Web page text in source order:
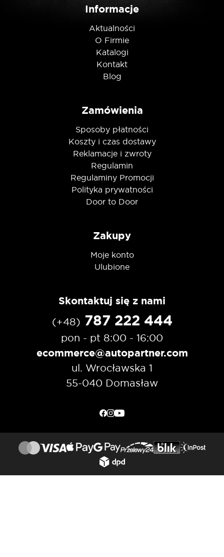
Informacje
Aktualności
O Firmie
Katalogi
Kontakt
Blog
Zamówienia
Sposoby płatności
Koszty i czas dostawy
Reklamacje i zwroty
Regulamin
Regulaminy Promocji
Polityka prywatności
Door to Door
Zakupy
Moje konto
Ulubione
Skontaktuj się z nami
(+48) 787 222 444
pon - pt 8:00 - 16:00
ecommerce@autopartner.com
ul. Wrocławska 1
55-040 Domasław